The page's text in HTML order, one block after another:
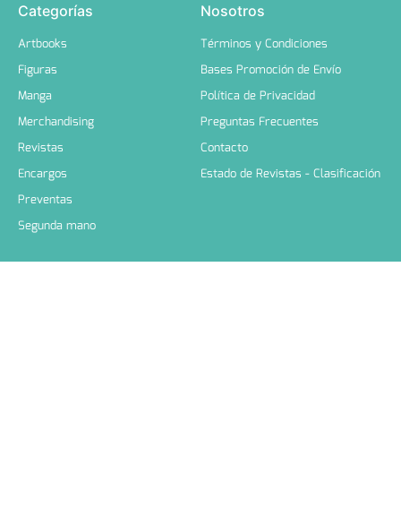
Categorías
Artbooks
Figuras
Manga
Merchandising
Revistas
Encargos
Preventas
Segunda mano
Nosotros
Términos y Condiciones
Bases Promoción de Envío
Política de Privacidad
Preguntas Frecuentes
Contacto
Estado de Revistas - Clasificación